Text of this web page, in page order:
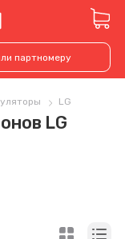
LG
LG